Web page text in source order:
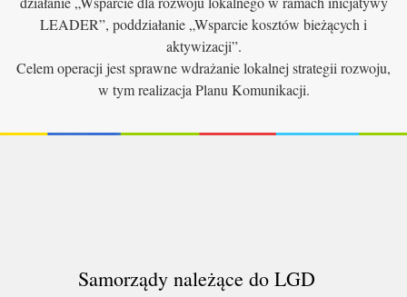
LEADER”, poddziałanie „Wsparcie kosztów bieżących i
aktywizacji”.
Celem operacji jest sprawne wdrażanie lokalnej strategii rozwoju,
w tym realizacja Planu Komunikacji.
Samorządy należące do LGD